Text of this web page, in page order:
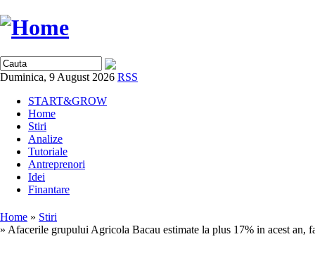
Duminica, 9 August 2026 RSS
START&GROW
Home
Stiri
Analize
Tutoriale
Antreprenori
Idei
Finantare
Home » Stiri
» Afacerile grupului Agricola Bacau estimate la plus 17% in acest an,